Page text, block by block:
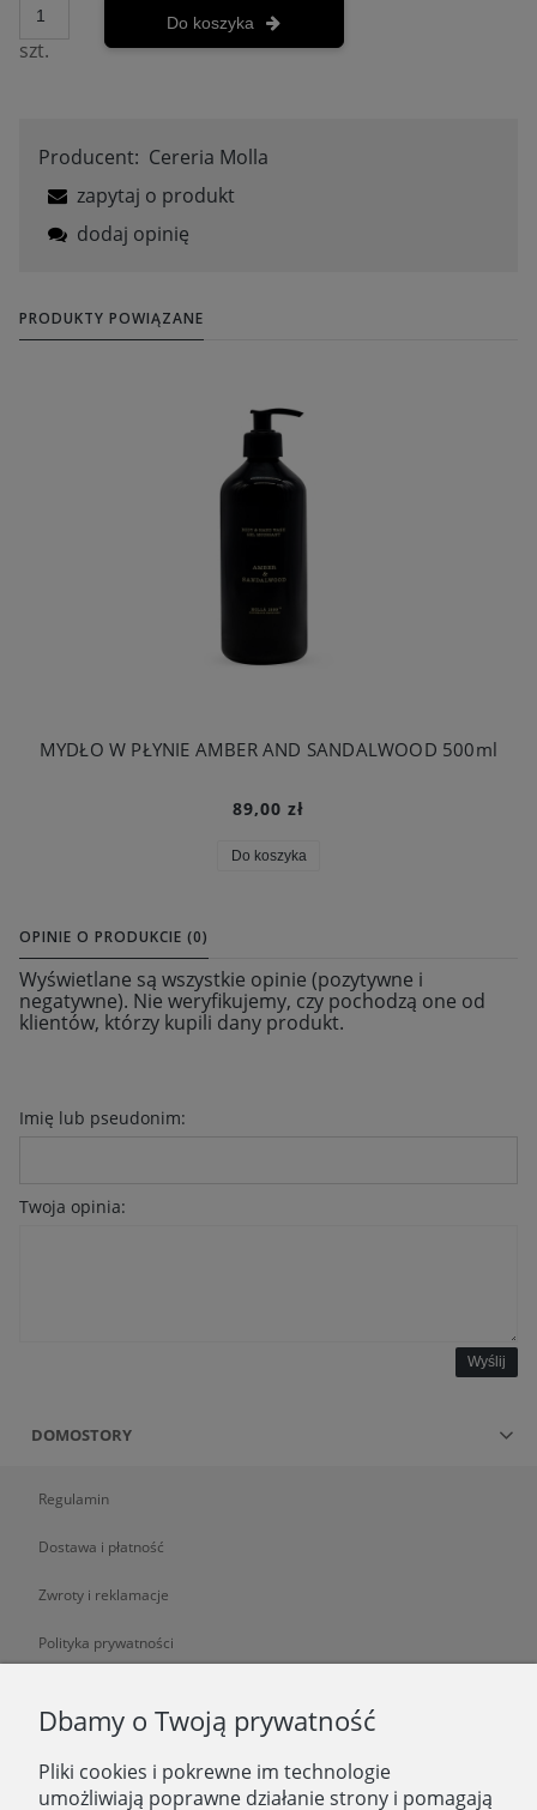
szt.
Do koszyka
Producent: Cereria Molla
zapytaj o produkt
dodaj opinię
PRODUKTY POWIĄZANE
MYDŁO W PŁYNIE AMBER AND SANDALWOOD 500ml
89,00 zł
Do koszyka
OPINIE O PRODUKCIE (0)
Wyświetlane są wszystkie opinie (pozytywne i
negatywne). Nie weryfikujemy, czy pochodzą one od
klientów, którzy kupili dany produkt.
Imię lub pseudonim:
Twoja opinia:
Wyślij
DOMOSTORY
Regulamin
Dostawa i płatność
Zwroty i reklamacje
Polityka prywatności
O NAS
O nas
Dbamy o Twoją prywatność
Pliki cookies i pokrewne im technologie
umożliwiają poprawne działanie strony i pomagają